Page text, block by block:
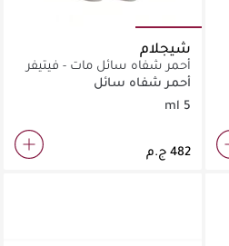
شيجلام
أحمر شفاه سائل مات - فيتيفر
أحمر شفاه سائل
5 ml